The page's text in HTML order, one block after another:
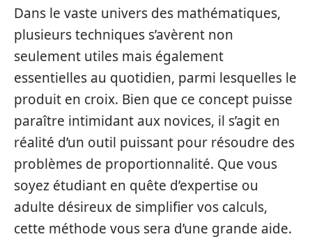
Dans le vaste univers des mathématiques,
plusieurs techniques s’avèrent non
seulement utiles mais également
essentielles au quotidien, parmi lesquelles le
produit en croix. Bien que ce concept puisse
paraître intimidant aux novices, il s’agit en
réalité d’un outil puissant pour résoudre des
problèmes de proportionnalité. Que vous
soyez étudiant en quête d’expertise ou
adulte désireux de simplifier vos calculs,
cette méthode vous sera d’une grande aide.